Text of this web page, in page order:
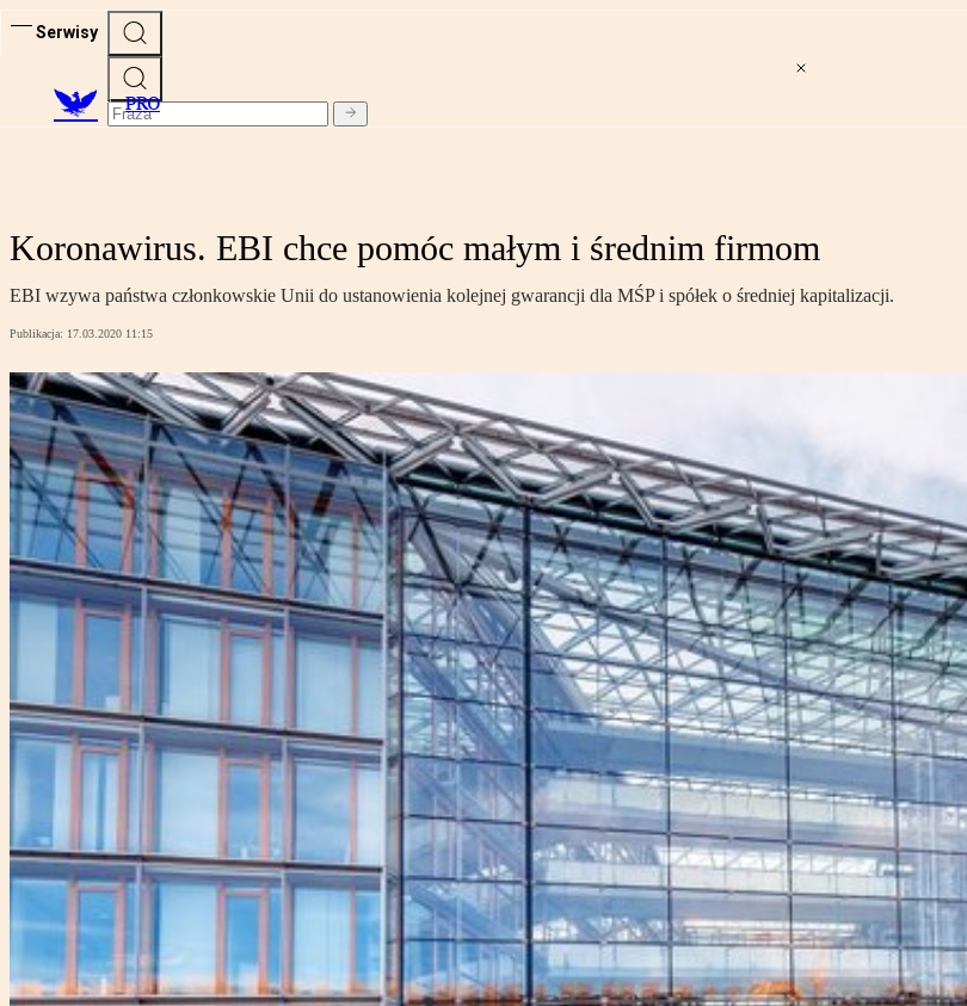
Serwisy
PRO
Koronawirus. EBI chce pomóc małym i średnim firmom
EBI wzywa państwa członkowskie Unii do ustanowienia kolejnej gwarancji dla MŚP i spółek o średniej kapitalizacji.
Publikacja: 17.03.2020 11:15